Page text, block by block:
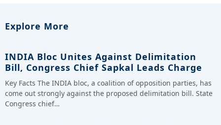
Explore More
INDIA Bloc Unites Against Delimitation
Bill, Congress Chief Sapkal Leads Charge
Key Facts The INDIA bloc, a coalition of opposition parties, has
come out strongly against the proposed delimitation bill. State
Congress chief…